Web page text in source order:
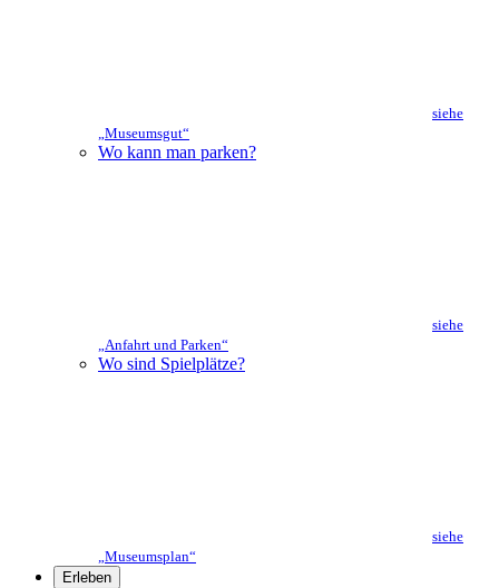
siehe
„Museumsgut“
Wo kann man parken?
siehe
„Anfahrt und Parken“
Wo sind Spielplätze?
siehe
„Museumsplan“
Erleben